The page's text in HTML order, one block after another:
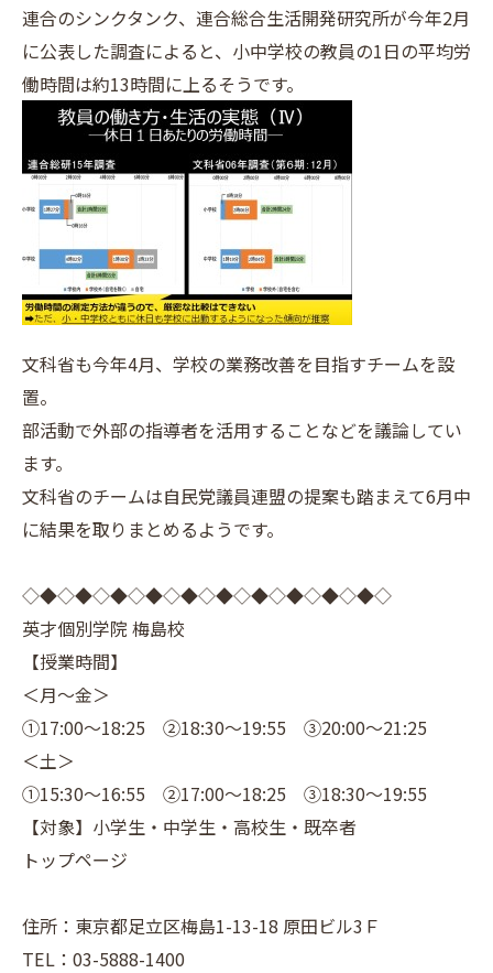
連合のシンクタンク、連合総合生活開発研究所が今年2月
に公表した調査によると、小中学校の教員の1日の平均労
働時間は約13時間に上るそうです。
文科省も今年4月、学校の業務改善を目指すチームを設
置。
部活動で外部の指導者を活用することなどを議論してい
ます。
文科省のチームは自民党議員連盟の提案も踏まえて6月中
に結果を取りまとめるようです。
◇◆◇◆◇◆◇◆◇◆◇◆◇◆◇◆◇◆◇◆◇
英才個別学院 梅島校
【授業時間】
＜月～金＞
①17:00～18:25 ②18:30～19:55 ③20:00～21:25
＜土＞
①15:30～16:55 ②17:00～18:25 ③18:30～19:55
【対象】小学生・中学生・高校生・既卒者
トップページ
住所：東京都足立区梅島1-13-18 原田ビル3Ｆ
TEL：03-5888-1400